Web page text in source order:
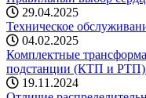
29.04.2025
Техническое
04.02.2025
Комплектные
подстанции (КТП и
19.11.2024